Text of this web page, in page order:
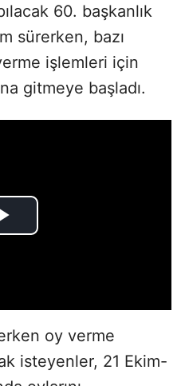
60. başkanlık
sürerken, bazı
işlemleri için
gitmeye başladı.
oy verme
isteyenler, 21 Ekim-